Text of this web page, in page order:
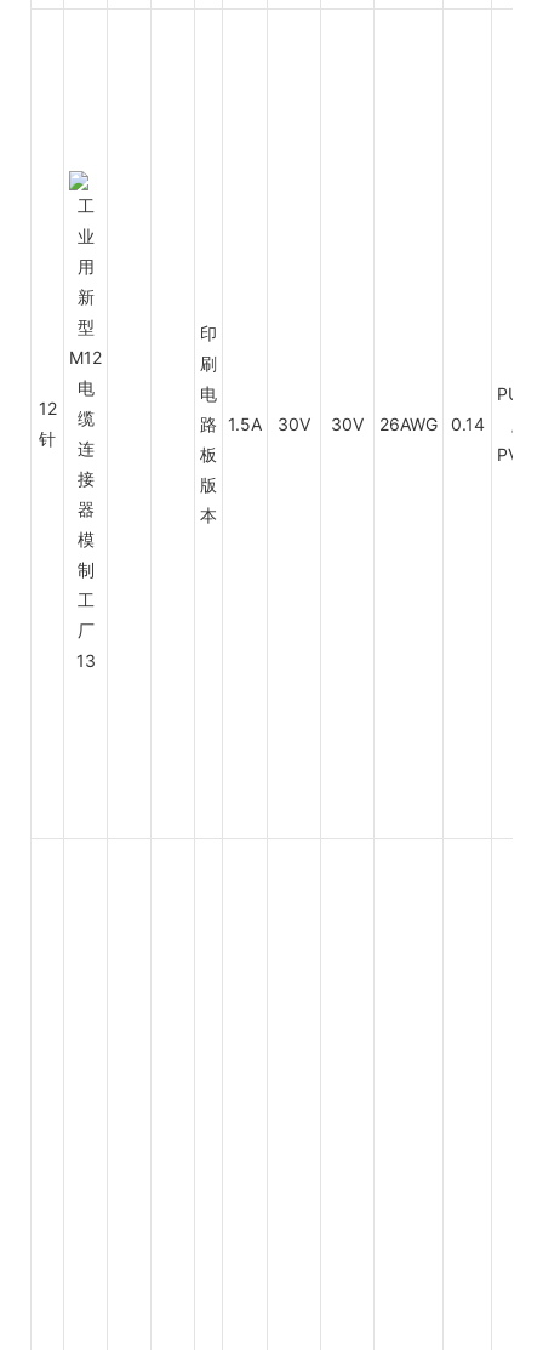
12
针
印
刷
电
路
板
版
本
1.5A 30V 30V 26AWG 0.14
PUR
PVC